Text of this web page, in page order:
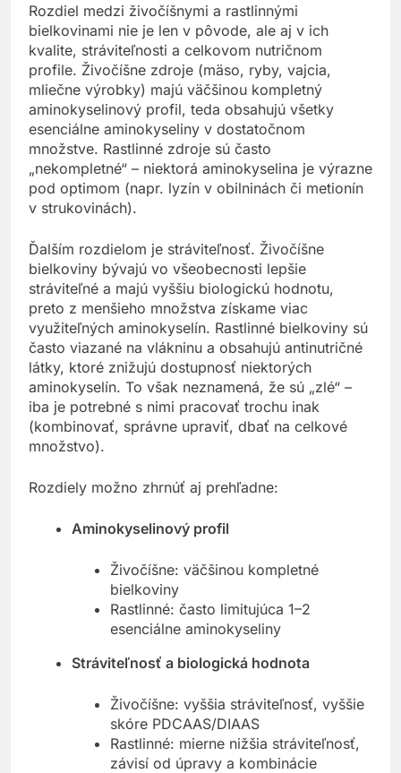
Rozdiel medzi živočíšnymi a rastlinnými
bielkovinami nie je len v pôvode, ale aj v ich
kvalite, stráviteľnosti a celkovom nutričnom
profile. Živočíšne zdroje (mäso, ryby, vajcia,
mliečne výrobky) majú väčšinou kompletný
aminokyselinový profil, teda obsahujú všetky
esenciálne aminokyseliny v dostatočnom
množstve. Rastlinné zdroje sú často
„nekompletné“ – niektorá aminokyselina je výrazne
pod optimom (napr. lyzín v obilninách či metionín
v strukovinách).
Ďalším rozdielom je stráviteľnosť. Živočíšne
bielkoviny bývajú vo všeobecnosti lepšie
stráviteľné a majú vyššiu biologickú hodnotu,
preto z menšieho množstva získame viac
využiteľných aminokyselín. Rastlinné bielkoviny sú
často viazané na vlákninu a obsahujú antinutričné
látky, ktoré znižujú dostupnosť niektorých
aminokyselín. To však neznamená, že sú „zlé“ –
iba je potrebné s nimi pracovať trochu inak
(kombinovať, správne upraviť, dbať na celkové
množstvo).
Rozdiely možno zhrnúť aj prehľadne:
Aminokyselinový profil
Živočíšne: väčšinou kompletné
bielkoviny
Rastlinné: často limitujúca 1–2
esenciálne aminokyseliny
Stráviteľnosť a biologická hodnota
Živočíšne: vyššia stráviteľnosť, vyššie
skóre PDCAAS/DIAAS
Rastlinné: mierne nižšia stráviteľnosť,
závisí od úpravy a kombinácie